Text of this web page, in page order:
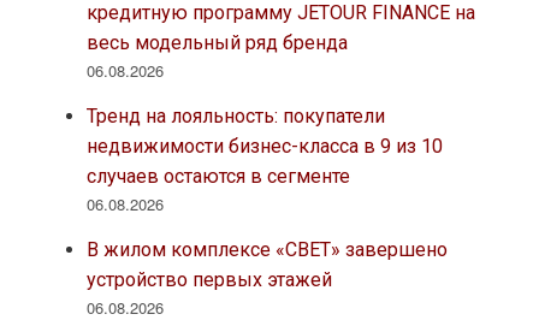
кредитную программу JETOUR FINANCE на
весь модельный ряд бренда
06.08.2026
Тренд на лояльность: покупатели
недвижимости бизнес-класса в 9 из 10
случаев остаются в сегменте
06.08.2026
В жилом комплексе «СВЕТ» завершено
устройство первых этажей
06.08.2026